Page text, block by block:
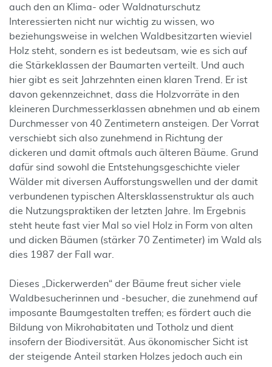
auch den an Klima- oder Waldnaturschutz
Interessierten nicht nur wichtig zu wissen, wo
beziehungsweise in welchen Waldbesitzarten wieviel
Holz steht, sondern es ist bedeutsam, wie es sich auf
die Stärkeklassen der Baumarten verteilt. Und auch
hier gibt es seit Jahrzehnten einen klaren Trend. Er ist
davon gekennzeichnet, dass die Holzvorräte in den
kleineren Durchmesserklassen abnehmen und ab einem
Durchmesser von 40 Zentimetern ansteigen. Der Vorrat
verschiebt sich also zunehmend in Richtung der
dickeren und damit oftmals auch älteren Bäume. Grund
dafür sind sowohl die Entstehungsgeschichte vieler
Wälder mit diversen Aufforstungswellen und der damit
verbundenen typischen Altersklassenstruktur als auch
die Nutzungspraktiken der letzten Jahre. Im Ergebnis
steht heute fast vier Mal so viel Holz in Form von alten
und dicken Bäumen (stärker 70 Zentimeter) im Wald als
dies 1987 der Fall war.
Dieses „Dickerwerden“ der Bäume freut sicher viele
Waldbesucherinnen und -besucher, die zunehmend auf
imposante Baumgestalten treffen; es fördert auch die
Bildung von Mikrohabitaten und Totholz und dient
insofern der Biodiversität. Aus ökonomischer Sicht ist
der steigende Anteil starken Holzes jedoch auch ein